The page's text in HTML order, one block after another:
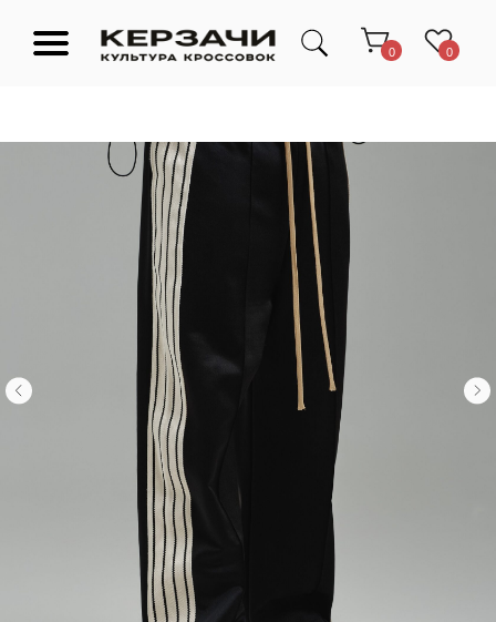
Обувь Одежда
Подарочные сертификаты
Тюмень Ленина 63
0